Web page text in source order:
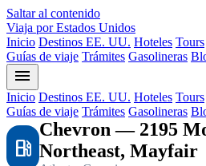
Saltar al contenido
Viaja por Estados Unidos
Inicio Destinos EE. UU. Hoteles Tours
Guías de viaje Trámites Gasolineras
menu
Inicio Destinos EE. UU. Hoteles Tours
Guías de viaje Trámites Gasolineras
local_gas_station
Chevron — 2195
Northeast, Mayfair